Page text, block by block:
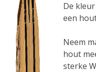
De
een
Neem
hout
sterke